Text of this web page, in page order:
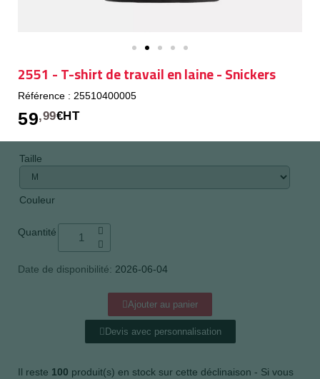
2551 - T-shirt de travail en laine - Snickers
Référence : 25510400005
59,99€HT
Taille
Couleur
Quantité
Date de disponibilité: 2026-06-04
Ajouter au panier
Devis avec personnalisation
Il reste 100 produit(s) en stock sur cette déclinaison - Si vous